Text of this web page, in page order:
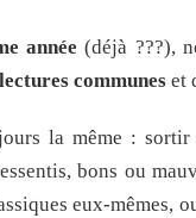
année(déjà ???),
communes et
la même :
bons ou
eux-mêmes,